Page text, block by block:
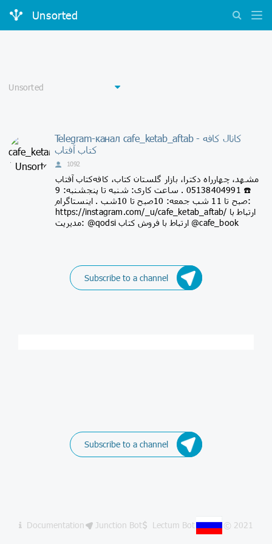
Unsorted
Telegram-канал cafe_ketab_aftab - کانال کافه
کتاب آفتاب
1092
مشهد، چهارراه دکترا، بازار گلستان کتاب، کافه‌کتاب آفتاب
☎️ 05138404991 . ساعت كاری: شنبه تا پنجشنبه: 9
صبح تا 11 شب جمعه: 10صبح تا 10شب . اینستاگرام:
https://instagram.com/_u/cafe_ketab_aftab/ ارتباط با
مدیریت: @qodsi ارتباط با فروش کتاب @cafe_book
Subscribe to a channel
Subscribe to a channel
Documentation Junction Bot Lectum Bot © 2021